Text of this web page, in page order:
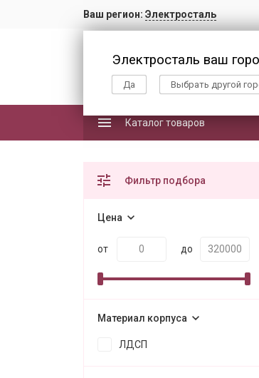
Ваш регион: Электросталь
Электросталь ваш
Да Выбрать другой
Каталог товаров
Фильтр подбора
Цена
от до
Материал корпуса
ЛДСП